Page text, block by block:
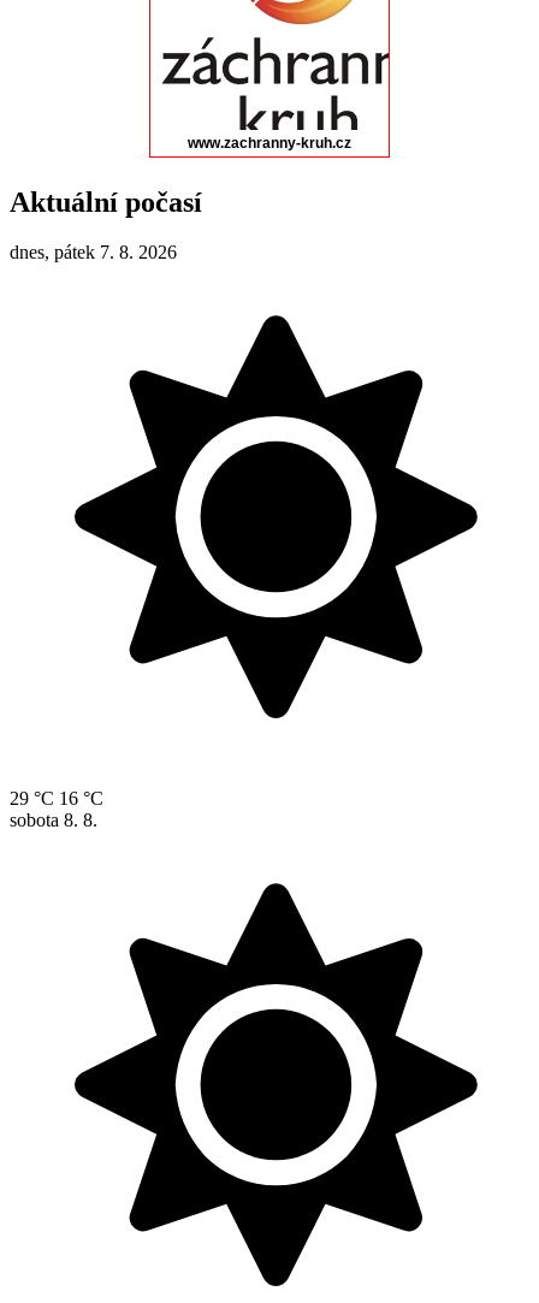
Aktuální počasí
dnes, pátek 7. 8. 2026
29 °C 16 °C
sobota 8. 8.